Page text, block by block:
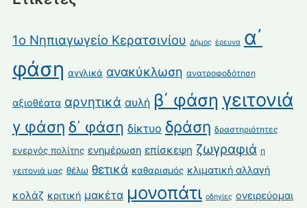
1ο Νηπιαγωγείο Κερατσινίου Δήμος έρευνα α΄
φάση αγγλικά ανακύκλωση ανατροφοδότηση
αξιοθέατα αρνητικά αυλή β΄ φάση γειτονιά
γ φάση δ΄ φάση δίκτυο δράση δραστηριότητες
ενεργός πολίτης ενημέρωση επίσκεψη ζωγραφιά η
γειτονιά μας θέλω θετικά καθαρισμός κλιματική αλλαγή
κολάζ κριτική μακέτα μονοπάτι οδηγίες ονειρεύομαι